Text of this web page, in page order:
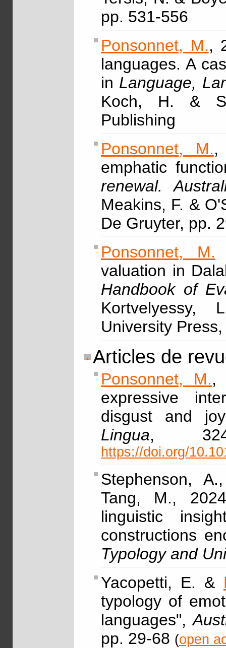
pp. 531-556
Ponsonnet, M.,
languages. A
in Language,
Koch, H. &
Publishing
Ponsonnet, M.,
emphatic
renewal.
Meakins, F. &
De Gruyter, pp.
Ponsonnet, M.
valuation in
Handbook of
Kortvelyessy,
University
Articles de
Ponsonnet, M.,
expressive
disgust and
Lingua,
https://doi.org/
Stephenson,
Tang, M.,
linguistic
constructions
Typology and
Yacopetti, E. &
typology of
languages",
pp. 29-68 (open